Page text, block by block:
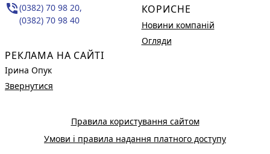
phone_in_talk(0382) 70 98 20,
(0382) 70 98 40
РЕКЛАМА НА САЙТІ
Ірина Опук
Звернутися
КОРИСНЕ
Новини компаній
Огляди
Правила користування сайтом
Умови і правила надання платного доступу